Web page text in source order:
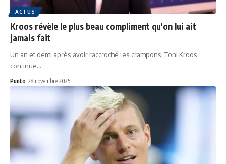
ACTUS
Kroos révèle le plus beau compliment qu'on lui ait
jamais fait
Un an et demi après avoir raccroché les crampons, Toni Kroos
continue…
Punto 28 novembre 2025